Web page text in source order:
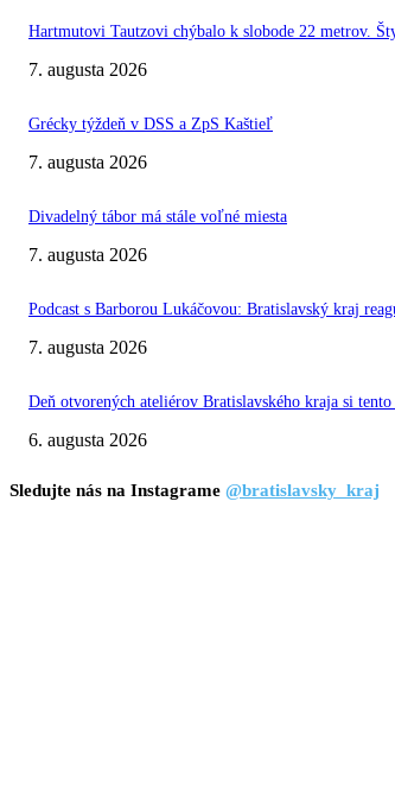
Hartmutovi Tautzovi chýbalo k slobode 22 metrov.
7. augusta 2026
Grécky týždeň v DSS a ZpS Kaštieľ
7. augusta 2026
Divadelný tábor má stále voľné miesta
7. augusta 2026
Podcast s Barborou Lukáčovou: Bratislavský kraj
7. augusta 2026
Deň otvorených ateliérov Bratislavského kraja si
6. augusta 2026
Sledujte nás na Instagrame @bratislavsky_kraj